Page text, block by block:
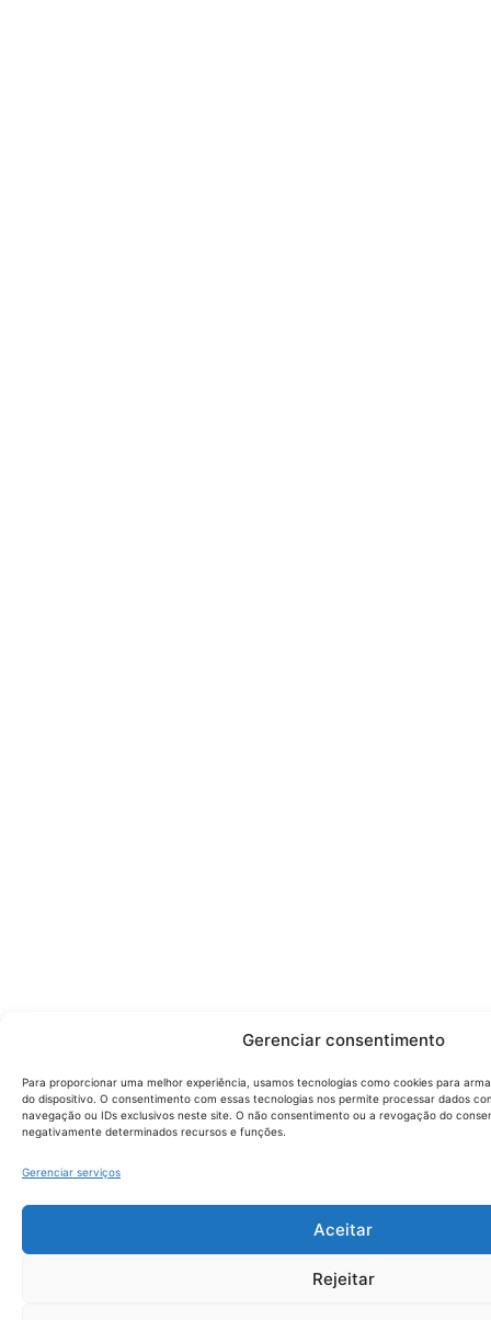
Gerenciar consentimento
Para proporcionar uma melhor experiência, usamos tecnologias como cookies para
do dispositivo. O consentimento com essas tecnologias nos permite processar dados
navegação ou IDs exclusivos neste site. O não consentimento ou a revogação do
negativamente determinados recursos e funções.
Gerenciar serviços
Aceitar
Rejeitar